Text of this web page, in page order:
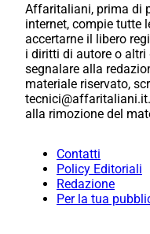
Affaritaliani, prima di
internet, compie tutte
accertarne il libero
i diritti di autore o
segnalare alla
materiale riservato,
alla rimozione del
Contatti
Policy Editoriali
Redazione
Per la tua